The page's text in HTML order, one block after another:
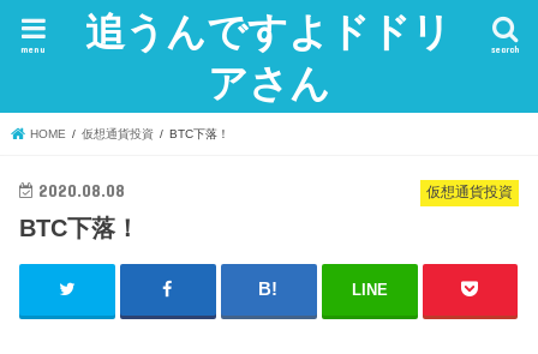
追うんですよドドリ
アさん
search
menu
HOME 仮想通貨投資 BTC下落！
仮想通貨投資
2020.08.08
BTC下落！
LINE